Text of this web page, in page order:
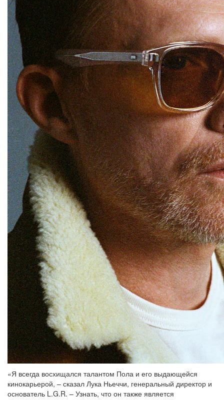
«Я всегда восхищался талантом Пола и его выдающейся
кинокарьерой, – сказал Лука Ньеччи, генеральный директор и
основатель L.G.R. – Узнать, что он также является